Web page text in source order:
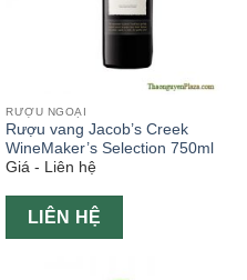
RƯỢU NGOẠI
Rượu vang Jacob’s Creek
WineMaker’s Selection 750ml
Giá - Liên hệ
LIÊN HỆ